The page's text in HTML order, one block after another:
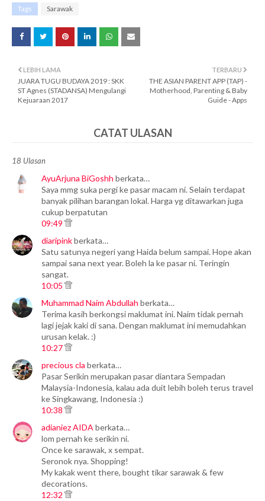
Tags Sarawak
TERBARU
THE ASIAN PARENT APP (TAP) -
Motherhood, Parenting & Baby
Guide - Apps
LEBIH LAMA
JUARA TUGU BUDAYA 2019 : SKK
ST Agnes (STADANSA) Mengulangi
Kejuaraan 2017
CATAT ULASAN
18 Ulasan
AyuArjuna BiGoshh berkata…
Saya mmg suka pergi ke pasar macam ni. Selain terdapat
banyak pilihan barangan lokal. Harga yg ditawarkan juga
cukup berpatutan
09:49
diaripinkberkata…
Satu satunya negeri yang Haida belum sampai. Hope akan
sampai sana next year. Boleh la ke pasar ni. Teringin
sangat.
10:05
Muhammad Naim Abdullah berkata…
Terima kasih berkongsi maklumat ini. Naim tidak pernah
lagi jejak kaki di sana. Dengan maklumat ini memudahkan
urusan kelak. :)
10:27
precious cla berkata…
Pasar Serikin merupakan pasar diantara Sempadan
Malaysia-Indonesia, kalau ada duit lebih boleh terus travel
ke Singkawang, Indonesia :)
10:38
adianiez AIDAberkata…
lom pernah ke serikin ni.
Once ke sarawak, x sempat.
Seronok nya. Shopping!
My kakak went there, bought tikar sarawak & few
decorations.
12:32